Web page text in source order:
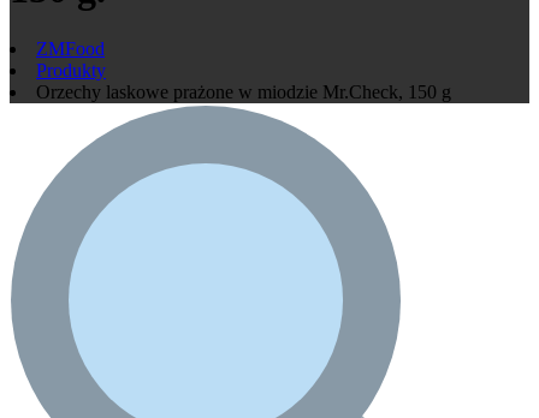
ZMFood
Produkty
Orzechy laskowe prażone w miodzie Mr.Check, 150 g